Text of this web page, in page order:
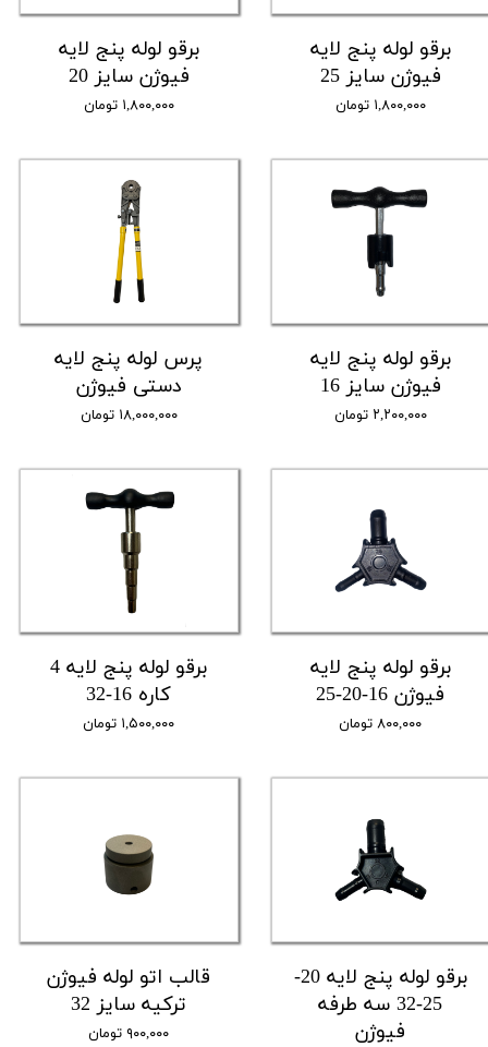
برقو لوله پنج لایه
فیوژن سایز 25
۱,۸۰۰,۰۰۰ تومان
برقو لوله پنج لایه
فیوژن سایز 20
۱,۸۰۰,۰۰۰ تومان
برقو لوله پنج لایه
فیوژن سایز 16
۲,۲۰۰,۰۰۰ تومان
پرس لوله پنج لایه
دستی فیوژن
۱۸,۰۰۰,۰۰۰ تومان
برقو لوله پنج لایه
فیوژن 16-20-25
۸۰۰,۰۰۰ تومان
برقو لوله پنج لایه 4
کاره 16-32
۱,۵۰۰,۰۰۰ تومان
برقو لوله پنج لایه 20-
25-32 سه طرفه
فیوژن
قالب اتو لوله فیوژن
ترکیه سایز 32
۹۰۰,۰۰۰ تومان